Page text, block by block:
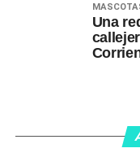
Una